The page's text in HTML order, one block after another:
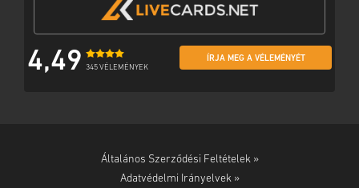
4,49 345 VÉLEMÉNYEK
ÍRJA MEG A VÉLEMÉNYÉT
Általános Szerződési Feltételek »
Adatvédelmi Irányelvek »